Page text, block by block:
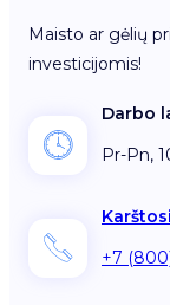
Maisto ar gėlių
investicijomis!
Darbo
Pr-Pn,
+7